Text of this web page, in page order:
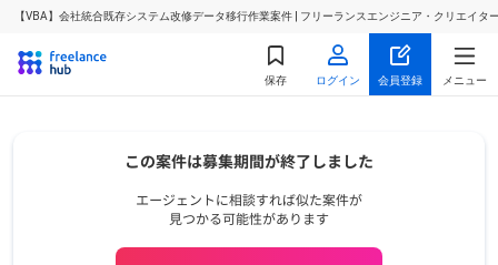
【VBA】会社統合既存システム改修データ移行作業案件 | フリーランスエンジニア・クリエイタ
保存 ログイン 会員登録 メニュー